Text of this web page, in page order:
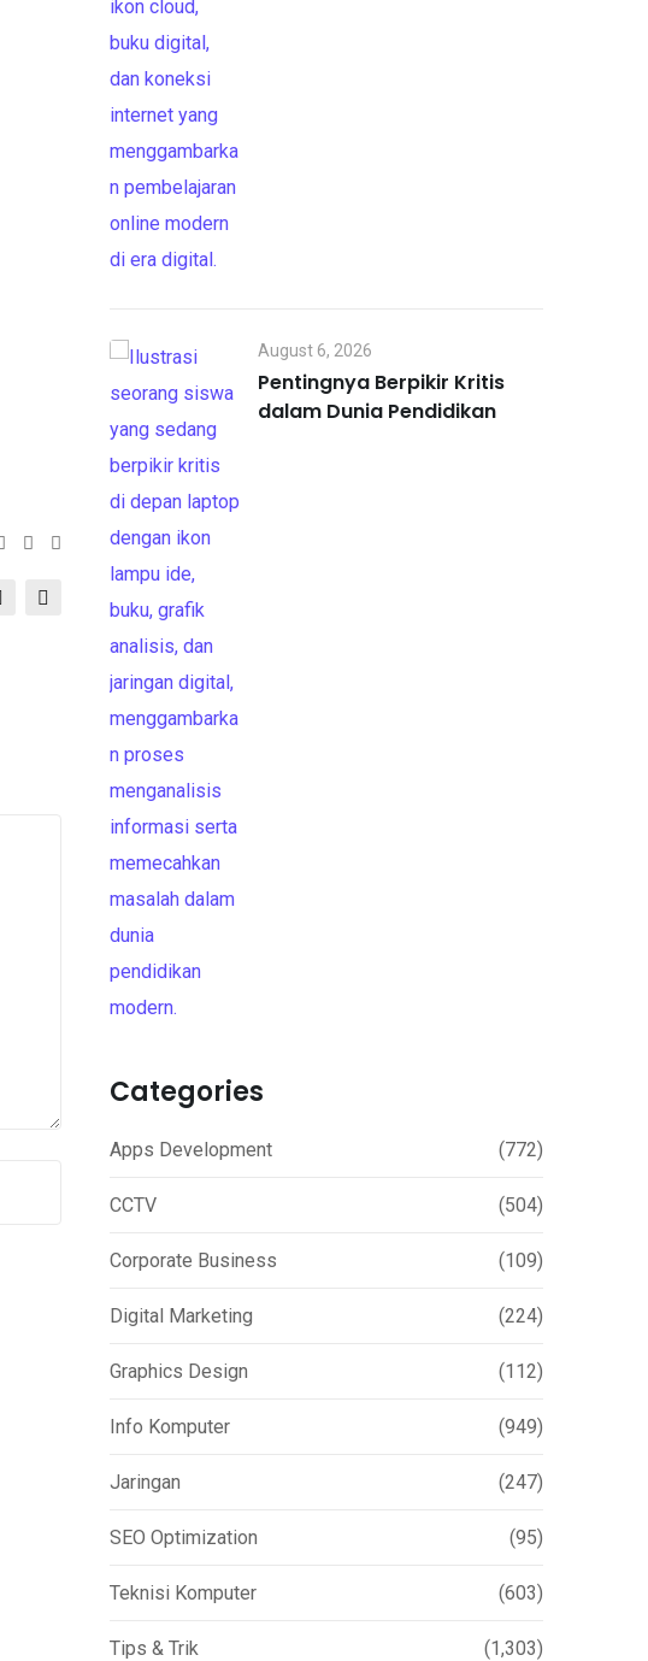
Whatsapp
Share
August 6, 2026
Pentingnya Berpikir Kritis
dalam Dunia Pendidikan
Categories
Apps Development (772)
CCTV (504)
Corporate Business (109)
Digital Marketing (224)
Graphics Design (112)
Info Komputer (949)
Jaringan (247)
SEO Optimization (95)
Teknisi Komputer (603)
Tips & Trik (1,303)